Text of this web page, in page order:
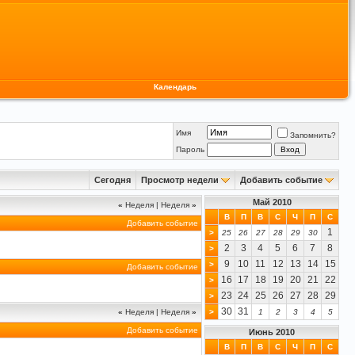
Календарь
Имя
Запомнить?
Пароль
Сегодня Просмотр недели Добавить событие
« Неделя | Неделя »
Добавить событие
Добавить событие
« Неделя | Неделя »
Добавить событие
Май 2010
В П В С Ч П
С
>
25 26 27 28 29 30 1
> 2 3 4 5 6 7 8
> 9 10 11 12 13 14 15
> 16 17 18 19 20 21 22
> 23 24 25 26 27 28 29
> 30 31 1 2 3 4 5
Июнь 2010
В П В С Ч П
С